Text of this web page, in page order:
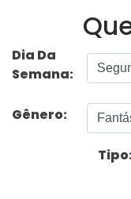
Dia Da
Semana:
Gênero: